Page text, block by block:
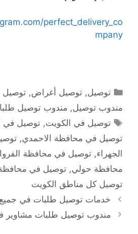
perfect_delivery_co
mpany
التصنيفات
توصيل,توصيل أغراض,توصيل
مندوب توصيل, مندوب توصيل
الوسوم
توصيل في الكويت,توصيل في
توصيل في محافظة الاحمدي,
الجهراء, توصيل في محافظة
محافظة حولي, توصيل في محافظة
توصيل كل مناطق الكويت
خدمات توصيل طلبات في
مندوب توصيل طلبات مشاوير